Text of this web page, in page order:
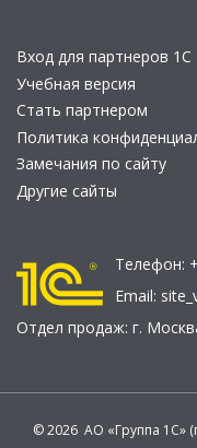
Вход для партнеров 1С
Учебная версия
Стать партнером
Политика
Замечания по сайту
Другие сайты
Телефон:
Email:
Отдел продаж: г.
© 2026 АО «Группа 1С»